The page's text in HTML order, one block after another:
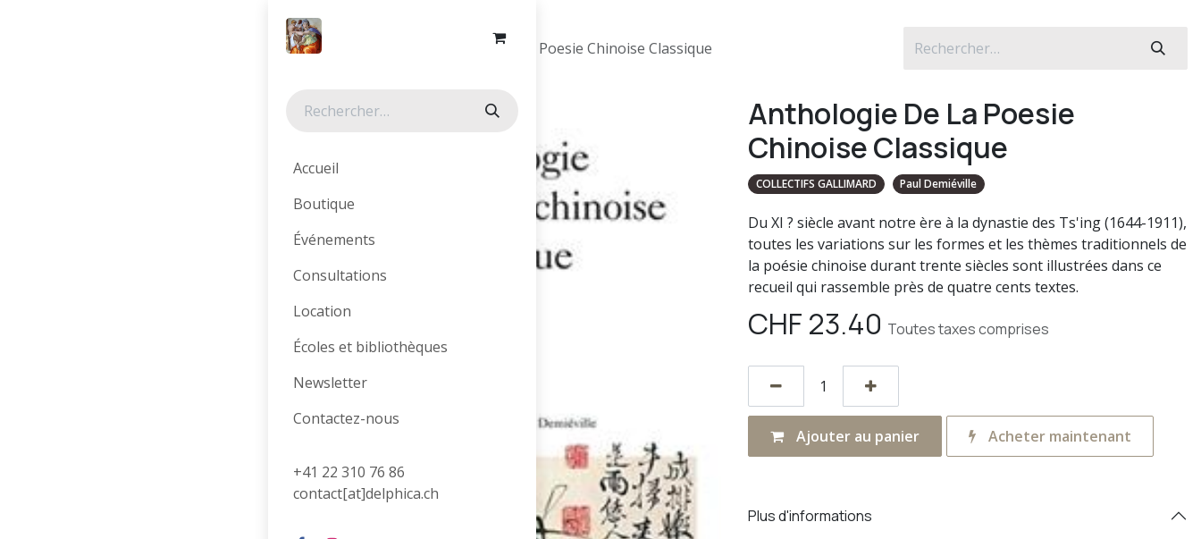
Accueil
Boutique
Événements
Consultations
Location
Écoles et bibliothèques
Newsletter
Contactez-nous
+41 22 310 76 86
contact[at]delphica.ch
Tous les produits Anthologie De La Poesie Chinoise Classique
Prix sympa !
Anthologie De La Poesie
Chinoise Classique
COLLECTIFS GALLIMARD Paul Demiéville
Du XI ? siècle avant notre ère à la dynastie des Ts'ing (1644-1911),
toutes les variations sur les formes et les thèmes traditionnels de
la poésie chinoise durant trente siècles sont illustrées dans ce
recueil qui rassemble près de quatre cents textes.
CHF 23.40 Toutes taxes comprises
Ajouter au panier Acheter maintenant
Plus d'informations